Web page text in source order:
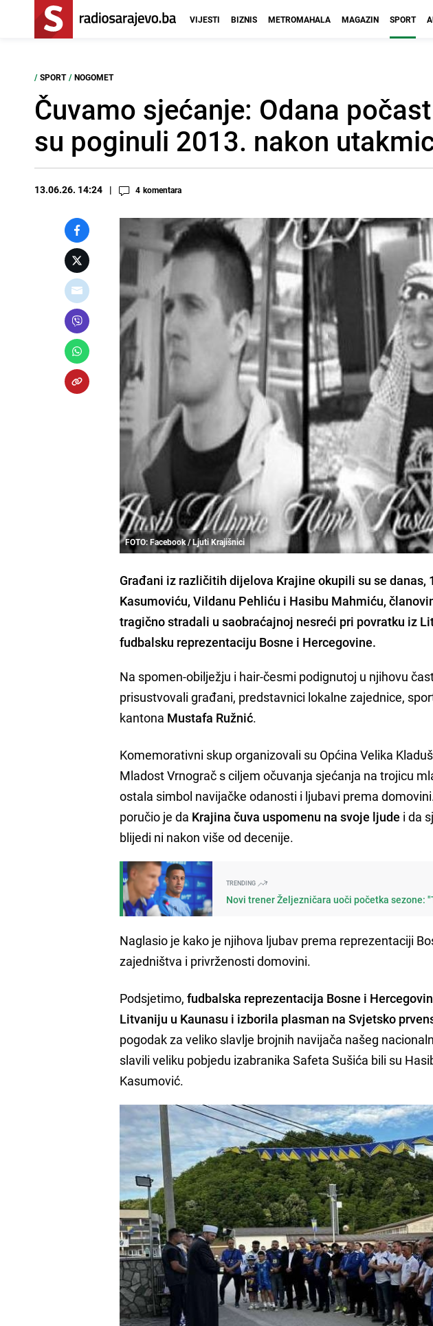
VIJESTI BIZNIS METROMAHALA MAGAZIN SPORT
/ SPORT / NOGOMET
Čuvamo sjećanje: Odana
su poginuli 2013. nakon
13.06.26. 14:24 4 komentara
FOTO: Facebook / Ljuti Krajišnici
Građani iz različitih dijelova Krajine okupili su se danas,
Kasumoviću, Vildanu Pehliću i Hasibu Mahmiću,
tragično stradali u saobraćajnoj nesreći pri povratku iz
fudbalsku reprezentaciju Bosne i Hercegovine.
Na spomen-obilježju i hair-česmi podignutoj u njihovu
prisustvovali građani, predstavnici lokalne zajednice,
kantona Mustafa Ružnić.
Komemorativni skup organizovali su Općina Velika
Mladost Vrnograč s ciljem očuvanja sjećanja na trojicu
ostala simbol navijačke odanosti i ljubavi prema
poručio je da Krajina čuva uspomenu na svoje ljude i da
blijedi ni nakon više od decenije.
TRENDING
Novi trener Željezničara uoči početka sezone:
Naglasio je kako je njihova ljubav prema reprezentaciji
zajedništva i privrženosti domovini.
Podsjetimo,fudbalska reprezentacija Bosne i
Litvaniju u Kaunasu i izborila plasman na Svjetsko
pogodak za veliko slavlje brojnih navijača našeg
slavili veliku pobjedu izabranika Safeta Sušića bili su
Kasumović.